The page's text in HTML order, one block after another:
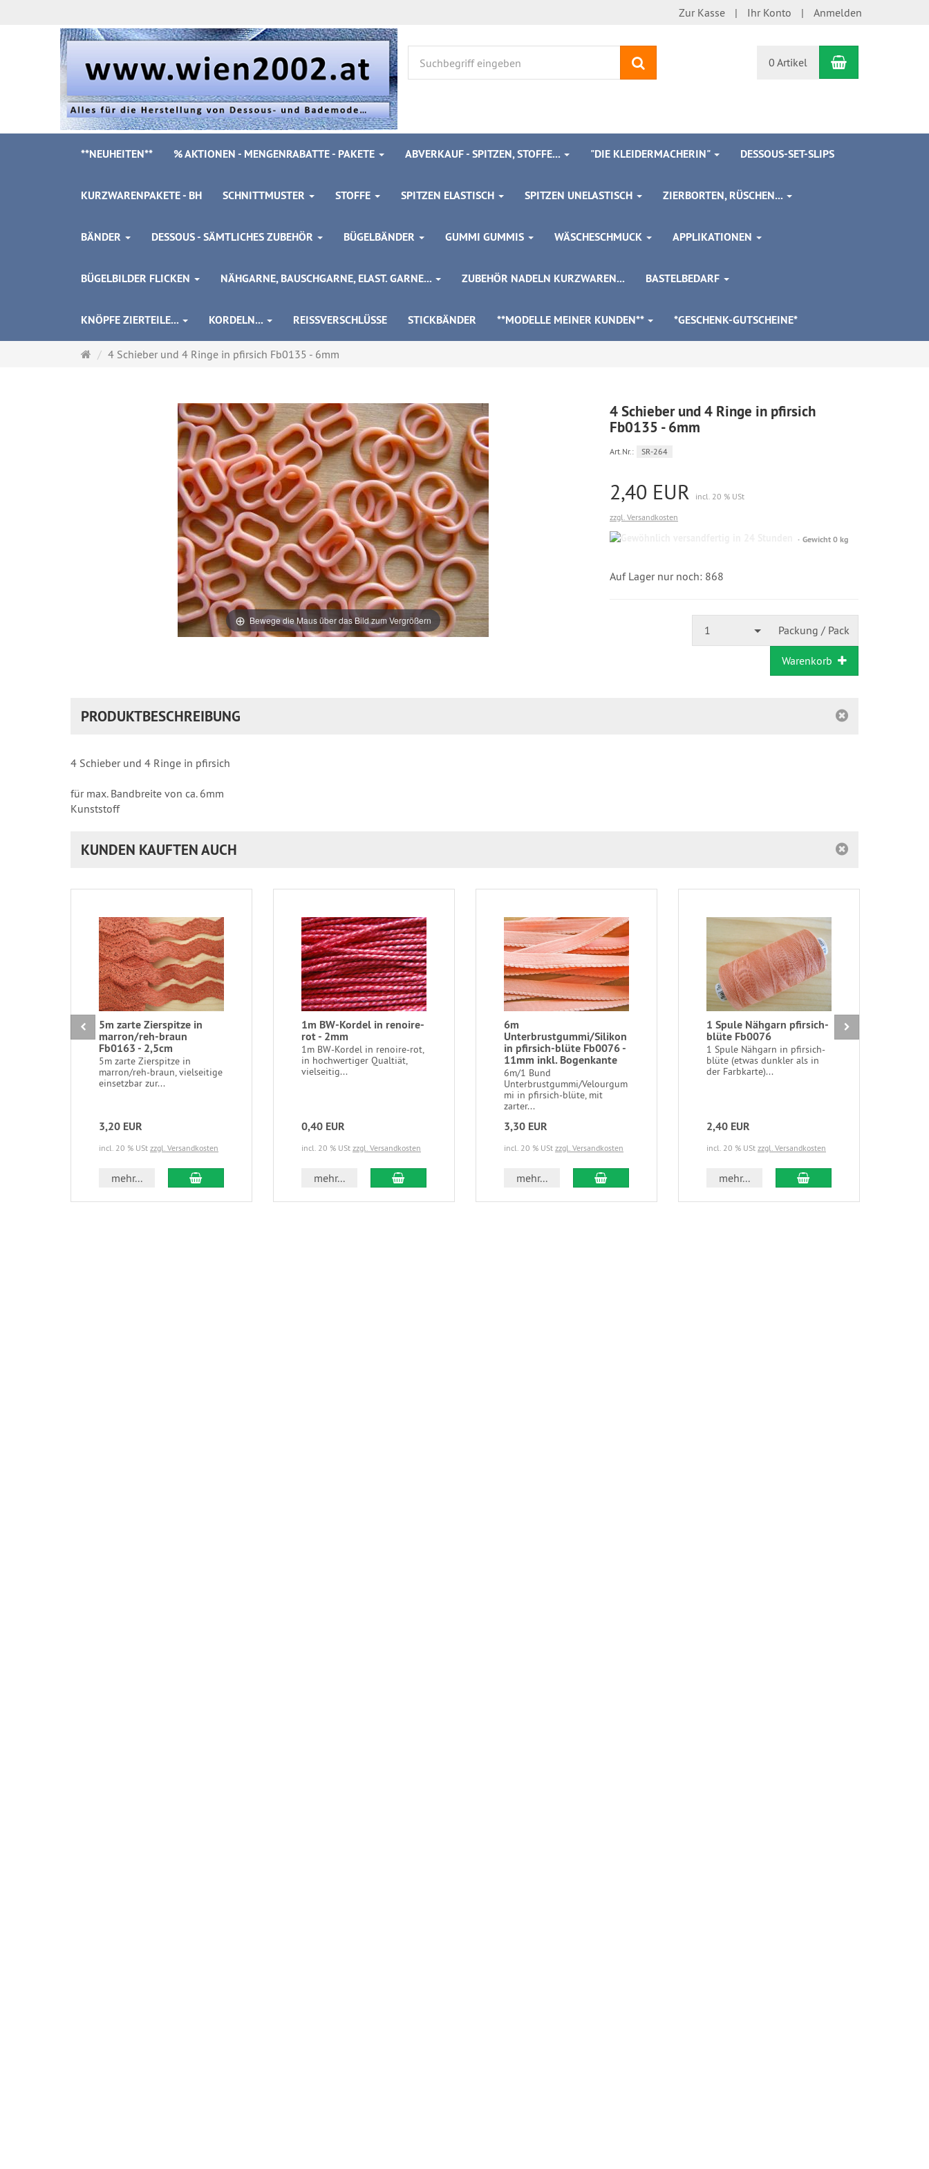
Zur Kasse Ihr Konto Anmelden
0 Artikel Warenkorb
**NEUHEITEN** % AKTIONEN - MENGENRABATTE - PAKETE ABVERKAUF - SPITZEN, STOFFE... "DIE KLEIDERMACHERIN" DESSOUS-SET-SLIPS
KURZWARENPAKETE - BH SCHNITTMUSTER STOFFE SPITZEN ELASTISCH SPITZEN UNELASTISCH ZIERBORTEN, RÜSCHEN...
BÄNDER DESSOUS - SÄMTLICHES ZUBEHÖR BÜGELBÄNDER GUMMI GUMMIS WÄSCHESCHMUCK APPLIKATIONEN
BÜGELBILDER FLICKEN NÄHGARNE, BAUSCHGARNE, ELAST. GARNE... ZUBEHÖR NADELN KURZWAREN... BASTELBEDARF
KNÖPFE ZIERTEILE... KORDELN... REISSVERSCHLÜSSE STICKBÄNDER **MODELLE MEINER KUNDEN** *GESCHENK-GUTSCHEINE*
Startseite
4 Schieber und 4 Ringe in pfirsich Fb0135 - 6mm
Bewege die Maus über das Bild zum Vergrößern
4 Schieber und 4 Ringe in pfirsich
Fb0135 - 6mm
Art.Nr.: SR-264
2,40 EUR
incl. 20 % USt
zzgl. Versandkosten
Gewöhnlich
Gewicht 0 kg
Auf Lager nur noch: 868
1 Packung / Pack
Warenkorb
PRODUKTBESCHREIBUNG
4 Schieber und 4 Ringe in pfirsich
für max. Bandbreite von ca. 6mm
Kunststoff
KUNDEN KAUFTEN AUCH
5m zarte Zierspitze in
marron/reh-braun
Fb0163 - 2,5cm
5m zarte Zierspitze in
marron/reh-braun, vielseitige
einsetzbar zur...
3,20 EUR
incl. 20 % USt zzgl. Versandkosten
mehr... In den Warenkorb
1m BW-Kordel in renoire-
rot - 2mm
1m BW-Kordel in renoire-rot,
in hochwertiger Qualtiät,
vielseitig...
0,40 EUR
incl. 20 % USt zzgl. Versandkosten
mehr... In den Warenkorb
6m
Unterbrustgummi/Silikon
in pfirsich-blüte Fb0076 -
11mm inkl. Bogenkante
6m/1 Bund
Unterbrustgummi/Velourgum
mi in pfirsich-blüte, mit
zarter...
3,30 EUR
incl. 20 % USt zzgl. Versandkosten
mehr... In den Warenkorb
1 Spule Nähgarn pfirsich-
blüte Fb0076
1 Spule Nähgarn in pfirsich-
blüte (etwas dunkler als in
der Farbkarte)...
2,40 EUR
incl. 20 % USt zzgl. Versandkosten
mehr... In den Warenkorb